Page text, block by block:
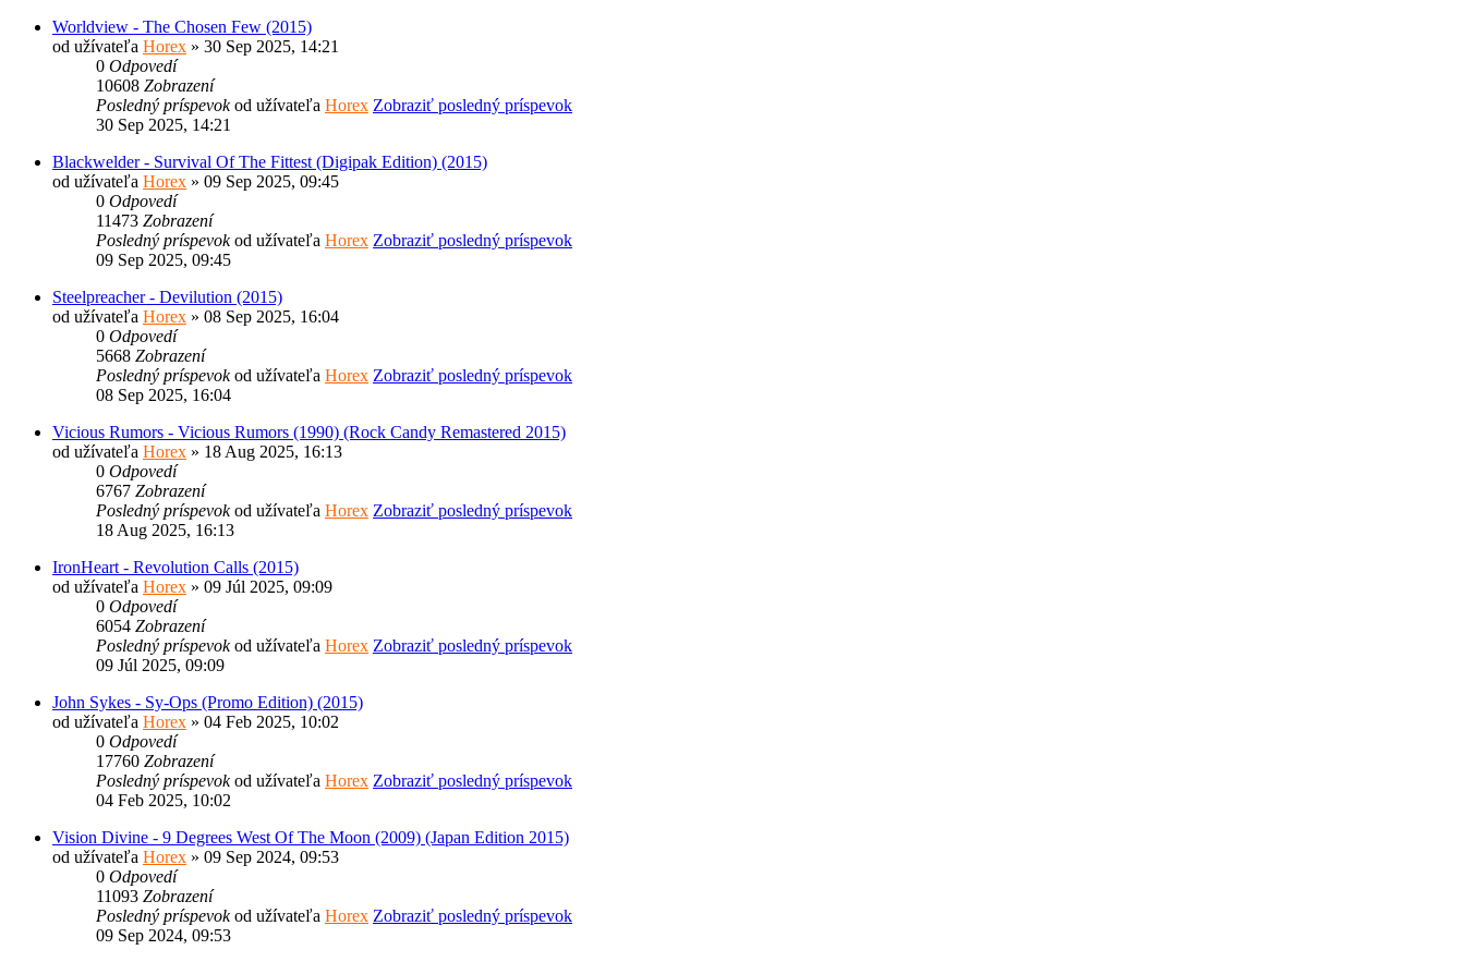
Worldview - The Chosen Few (2015)
od užívateľa Horex » 30 Sep 2025, 14:21
0 Odpovedí
10608 Zobrazení
Posledný príspevokod užívateľa Horex Zobraziť posledný príspevok
30 Sep 2025, 14:21
Blackwelder - Survival Of The Fittest (Digipak Edition) (2015)
od užívateľa Horex » 09 Sep 2025, 09:45
0 Odpovedí
11473 Zobrazení
Posledný príspevokod užívateľa Horex Zobraziť posledný príspevok
09 Sep 2025, 09:45
Steelpreacher - Devilution (2015)
od užívateľa Horex » 08 Sep 2025, 16:04
0 Odpovedí
5668 Zobrazení
Posledný príspevokod užívateľa Horex Zobraziť posledný príspevok
08 Sep 2025, 16:04
Vicious Rumors - Vicious Rumors (1990) (Rock Candy Remastered 2015)
od užívateľa Horex » 18 Aug 2025, 16:13
0 Odpovedí
6767 Zobrazení
Posledný príspevokod užívateľa Horex Zobraziť posledný príspevok
18 Aug 2025, 16:13
IronHeart - Revolution Calls (2015)
od užívateľa Horex » 09 Júl 2025, 09:09
0 Odpovedí
6054 Zobrazení
Posledný príspevokod užívateľa Horex Zobraziť posledný príspevok
09 Júl 2025, 09:09
John Sykes - Sy-Ops (Promo Edition) (2015)
od užívateľa Horex » 04 Feb 2025, 10:02
0 Odpovedí
17760 Zobrazení
Posledný príspevokod užívateľa Horex Zobraziť posledný príspevok
04 Feb 2025, 10:02
Vision Divine - 9 Degrees West Of The Moon (2009) (Japan Edition 2015)
od užívateľa Horex » 09 Sep 2024, 09:53
0 Odpovedí
11093 Zobrazení
Posledný príspevokod užívateľa Horex Zobraziť posledný príspevok
09 Sep 2024, 09:53